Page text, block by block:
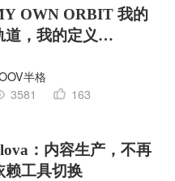
OWN ORBIT 我的
道，我的定义
半格
3581
163
：内容生产，不再
赖工具切换